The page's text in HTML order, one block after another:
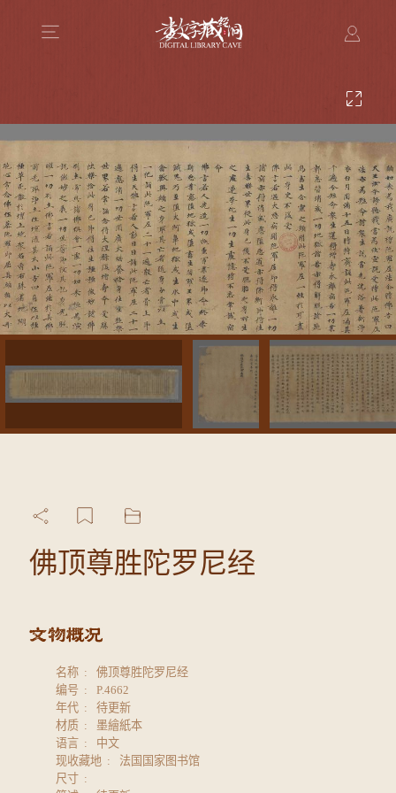
佛顶尊胜陀罗尼经
名称
佛顶尊胜陀罗尼经
编号
P.4662
年代
待更新
材质
墨繪紙本
语言
中文
现收藏地
法国国家图书馆
尺寸